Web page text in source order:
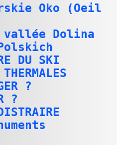
Oko (Oeil
vallée Dolina
DU SKI
?
?